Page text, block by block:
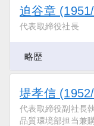
迫谷章
代表取締役社長
略歴
堤孝信
代表取締役副社長
品質環境部担当兼